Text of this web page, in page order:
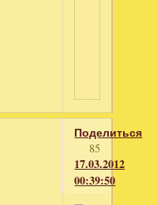
Поделиться
85
17.03.2012
00:39:50